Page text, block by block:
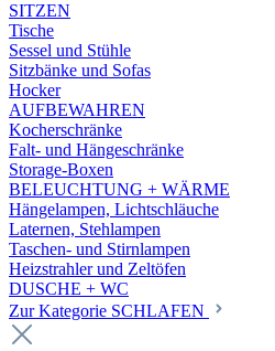
SITZEN
Tische
Sessel und Stühle
Sitzbänke und Sofas
Hocker
AUFBEWAHREN
Kocherschränke
Falt- und Hängeschränke
Storage-Boxen
BELEUCHTUNG + WÄRME
Hängelampen, Lichtschläuche
Laternen, Stehlampen
Taschen- und Stirnlampen
Heizstrahler und Zeltöfen
DUSCHE + WC
Zur Kategorie SCHLAFEN